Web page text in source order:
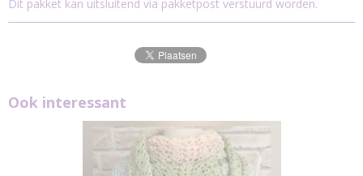
Dit pakket kan uitsluitend via pakketpost verstuurd worden.
Ook interessant